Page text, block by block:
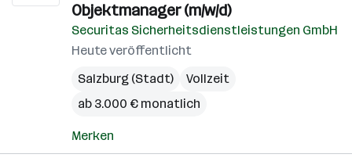
Objektmanager (m/w/d)
Securitas Sicherheitsdienstleistungen GmbH
Heute veröffentlicht
Salzburg (Stadt)
Vollzeit
ab 3.000 € monatlich
Merken